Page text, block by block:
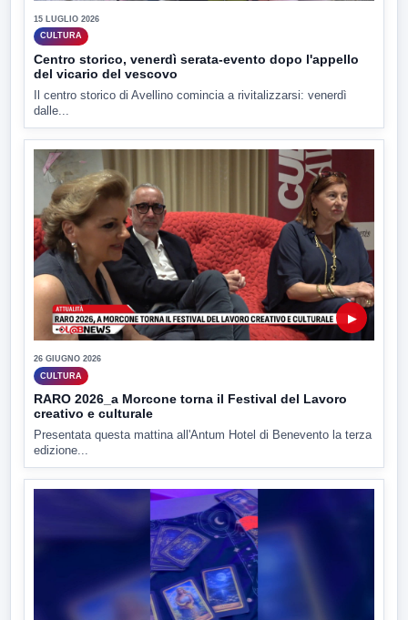
15 LUGLIO 2026
CULTURA
Centro storico, venerdì serata-evento dopo l'appello
del vicario del vescovo
Il centro storico di Avellino comincia a rivitalizzarsi: venerdì
dalle...
▶
26 GIUGNO 2026
CULTURA
RARO 2026_a Morcone torna il Festival del Lavoro
creativo e culturale
Presentata questa mattina all'Antum Hotel di Benevento la terza
edizione...